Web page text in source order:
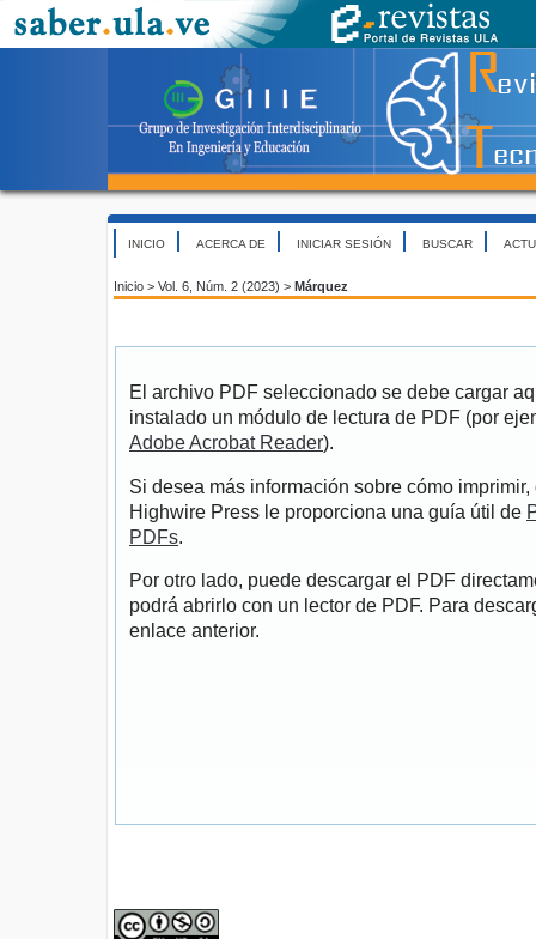
INICIO ACERCA DE INICIAR SESIÓN BUSCAR
Inicio > Vol. 6, Núm. 2 (2023) > Márquez
El archivo PDF seleccionado se debe cargar
instalado un módulo de lectura de PDF (por
Adobe Acrobat Reader).
Si desea más información sobre cómo
Highwire Press le proporciona una guía útil de
PDFs.
Por otro lado, puede descargar el PDF
podrá abrirlo con un lector de PDF. Para
enlace anterior.